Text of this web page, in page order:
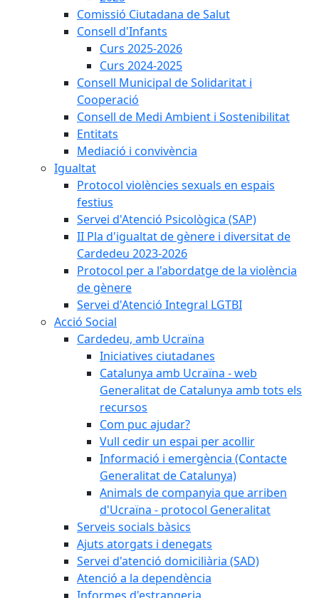
Comissió Ciutadana de Salut
Consell d'Infants
Curs 2025-2026
Curs 2024-2025
Consell Municipal de Solidaritat i
Cooperació
Consell de Medi Ambient i Sostenibilitat
Entitats
Mediació i convivència
Igualtat
Protocol violències sexuals en espais
festius
Servei d'Atenció Psicològica (SAP)
II Pla d'igualtat de gènere i diversitat de
Cardedeu 2023-2026
Protocol per a l'abordatge de la violència
de gènere
Servei d'Atenció Integral LGTBI
Acció Social
Cardedeu, amb Ucraïna
Iniciatives ciutadanes
Catalunya amb Ucraïna - web
Generalitat de Catalunya amb tots els
recursos
Com puc ajudar?
Vull cedir un espai per acollir
Informació i emergència (Contacte
Generalitat de Catalunya)
Animals de companyia que arriben
d'Ucraïna - protocol Generalitat
Serveis socials bàsics
Ajuts atorgats i denegats
Servei d'atenció domiciliària (SAD)
Atenció a la dependència